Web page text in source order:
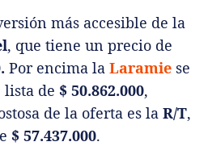
más accesible de la
, que tiene un precio de
Por encima la Laramie se
lista de $ 50.862.000,
de la oferta es la R/T,
$ 57.437.000.